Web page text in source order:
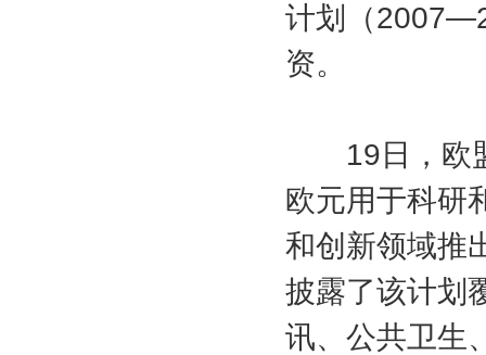
计划（
资。
19日，欧盟
欧元用于科研
和创新领域推
披露了该计划
讯、公共卫生